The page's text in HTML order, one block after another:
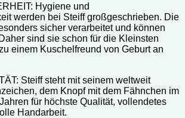
Hygiene und
werden bei Steiff großgeschrieben. Die
sicher verarbeitet und können
sind sie schon für die Kleinsten
einem Kuschelfreund von Geburt an
Steiff steht mit seinem weltweit
dem Knopf mit dem Fähnchen im
für höchste Qualität, vollendetes
Handarbeit.